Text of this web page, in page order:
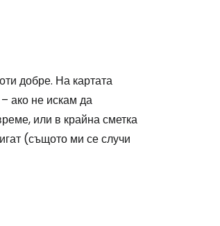
добре. На картата
ако не искам да
или в крайна сметка
(същото ми се случи